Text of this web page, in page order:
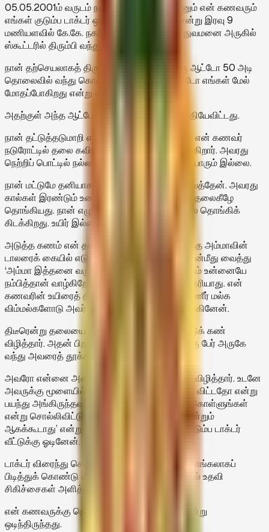
05.05.2001ம் வருடம் நடந்த சம்பவம் இது. நானும் என் கணவரும்
எங்கள் குடும்ப டாக்டர் ஒருவரின் வீட்டிற்குச் சென்று இரவு 9
மணியளவில் கே.கே. நகரில் உள்ள ஜவகர் மருத்துவமனை அருகில்
ஸ்கூட்டரில் திரும்பி வந்து கொண்டிருந்தோம்.
நான் தற்செயலாகத் திரும்பிப் பார்த்த போது ஒரு ஆட்டோ 50 அடி
தொலைவில் வந்து கொண்டிருந்தது. அந்த ஆட்டோ எங்கள் மேல்
மோதப்போகிறது என்று என் உள் மனம் கூறியது.
அதற்குள் அந்த ஆட்டோ எங்கள் வண்டி மீது மோதியேவிட்டது.
நான் தட்டுத்தடுமாறி எழுந்து நின்று பார்க்கிறேன், என் கணவர்
நடுரோட்டில் தலை கவிழ்ந்து குப்புற விழுந்து கிடக்கிறார். அவரது
நெற்றிப் பொட்டில் நல்ல அடி. அந்த நேரம் ரோட்டில் யாரும் இல்லை.
நான் மட்டுமே தனியாக அவரை தூக்கி உட்கார வைத்தேன். அவரது
கால்கள் இரண்டும் உணர்ச்சியில்லாமல் கிடந்தன. தலைகீழே
தொங்கியது. நான் எழுந்திருங்கள் என்றேன். தலை தொங்கிக்
கிடக்கிறது. உயிர் இல்லை என்று உணர்ந்தேன்.
அடுத்த கணம் என் தாலி செயினோடு மாட்டியிருந்த அம்மாவின்
டாலரைக் கையில் எடுத்து என் கணவரின் நெஞ்சின்மீது வைத்து
‘அம்மா இத்தனை வருடங்களாக நாங்கள் இருவரும் உன்னையே
நம்பித்தான் வாழ்கிறோம். நீ என்ன செய்வாயோ தெரியாது. என்
கணவரின் உயிரைத் திருப்பிக் கொடு’ என்று கண்ணீர் மல்க
விம்மல்களோடு அவர் உடலை என் கைகளால் உலுக்கினேன்.
திடீரென்று தலையை ஒரு சிலிர்ப்பு சிலிர்த்து விட்டுக் கண்
விழித்தார். அதன் பிறகே என் சத்தம் கேட்டு நான்கு பேர் அருகே
வந்து அவரைத் தூக்கினார்கள்.
அவரோ என்னை அடையாளம் தெரியாதவர் போல விழித்தார். உடனே
அவருக்கு மூளையில் அடிபட்டு ஞாபக சக்தி போய் விட்டதோ என்று
பயந்து அங்கிருந்தவர்களிடம் இவரைப் பார்த்துக் கொள்ளுங்கள்
என்று சொல்லிவிட்டு ‘அம்மா என் கணவருக்கு ஒன்றும்
ஆகக்கூடாது’ என்று கத்திக் கொண்டு எங்கள் குடும்ப டாக்டர்
வீட்டுக்கு ஓடினேன்.
டாக்டர் விரைந்து சென்று என் கணவரைக் கைத்தாங்கலாகப்
பிடித்துக் கொண்டு வீட்டில் படுக்க வைத்தார். முதல் உதவி
சிகிச்சைகள் அளித்தார்.
என் கணவருக்கு நெஞ்சின் மேல் உள்ள எலும்பு ஒன்று
ஒடிந்திருந்தது.